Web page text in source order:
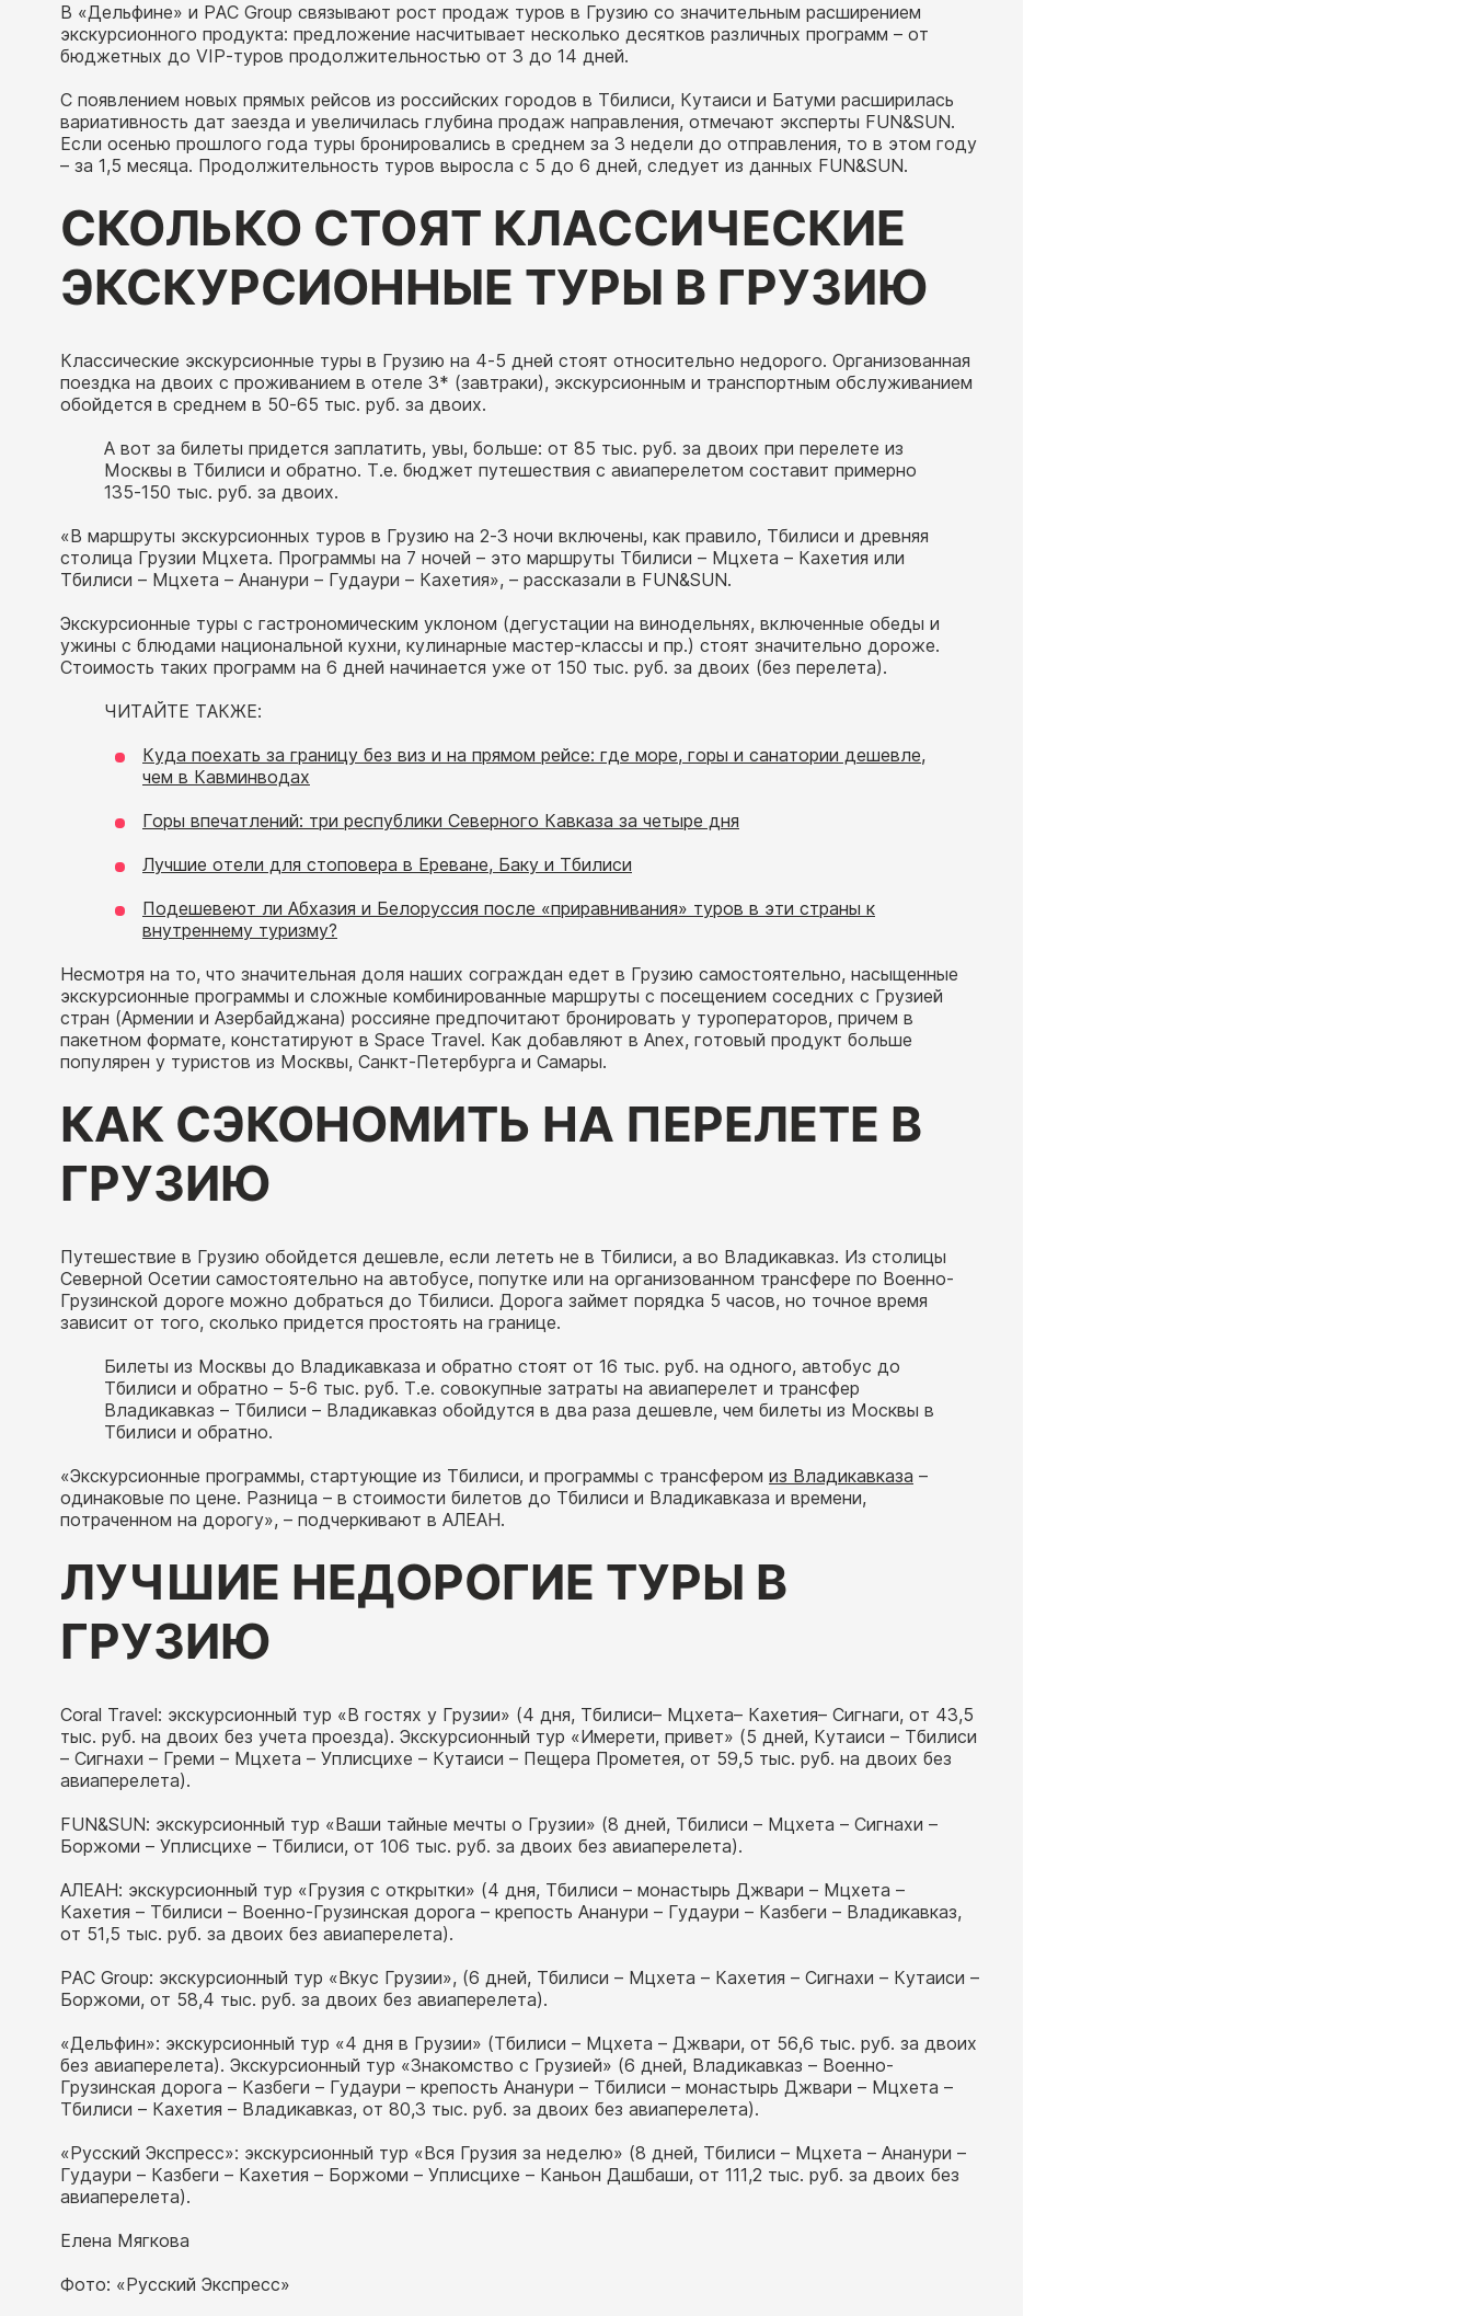
В «Дельфине» и PAC Group связывают рост продаж туров в Грузию со значительным расширением
экскурсионного продукта: предложение насчитывает несколько десятков различных программ – от
бюджетных до VIP-туров продолжительностью от 3 до 14 дней.
С появлением новых прямых рейсов из российских городов в Тбилиси, Кутаиси и Батуми расширилась
вариативность дат заезда и увеличилась глубина продаж направления, отмечают эксперты FUN&SUN.
Если осенью прошлого года туры бронировались в среднем за 3 недели до отправления, то в этом году
– за 1,5 месяца. Продолжительность туров выросла с 5 до 6 дней, следует из данных FUN&SUN.
СКОЛЬКО СТОЯТ КЛАССИЧЕСКИЕ
ЭКСКУРСИОННЫЕ ТУРЫ В ГРУЗИЮ
Классические экскурсионные туры в Грузию на 4-5 дней стоят относительно недорого. Организованная
поездка на двоих с проживанием в отеле 3* (завтраки), экскурсионным и транспортным обслуживанием
обойдется в среднем в 50-65 тыс. руб. за двоих.
А вот за билеты придется заплатить, увы, больше: от 85 тыс. руб. за двоих при перелете из
Москвы в Тбилиси и обратно. Т.е. бюджет путешествия с авиаперелетом составит примерно
135-150 тыс. руб. за двоих.
«В маршруты экскурсионных туров в Грузию на 2-3 ночи включены, как правило, Тбилиси и древняя
столица Грузии Мцхета. Программы на 7 ночей – это маршруты Тбилиси – Мцхета – Кахетия или
Тбилиси – Мцхета – Ананури – Гудаури – Кахетия», – рассказали в FUN&SUN.
Экскурсионные туры с гастрономическим уклоном (дегустации на винодельнях, включенные обеды и
ужины с блюдами национальной кухни, кулинарные мастер-классы и пр.) стоят значительно дороже.
Стоимость таких программ на 6 дней начинается уже от 150 тыс. руб. за двоих (без перелета).
ЧИТАЙТЕ ТАКЖЕ:
Куда поехать за границу без виз и на прямом рейсе: где море, горы и санатории дешевле,
чем в Кавминводах
Горы впечатлений: три республики Северного Кавказа за четыре дня
Лучшие отели для стоповера в Ереване, Баку и Тбилиси
Подешевеют ли Абхазия и Белоруссия после «приравнивания» туров в эти страны к
внутреннему туризму?
Несмотря на то, что значительная доля наших сограждан едет в Грузию самостоятельно, насыщенные
экскурсионные программы и сложные комбинированные маршруты с посещением соседних с Грузией
стран (Армении и Азербайджана) россияне предпочитают бронировать у туроператоров, причем в
пакетном формате, констатируют в Space Travel. Как добавляют в Anex, готовый продукт больше
популярен у туристов из Москвы, Санкт-Петербурга и Самары.
КАК СЭКОНОМИТЬ НА ПЕРЕЛЕТЕ В
ГРУЗИЮ
Путешествие в Грузию обойдется дешевле, если лететь не в Тбилиси, а во Владикавказ. Из столицы
Северной Осетии самостоятельно на автобусе, попутке или на организованном трансфере по Военно-
Грузинской дороге можно добраться до Тбилиси. Дорога займет порядка 5 часов, но точное время
зависит от того, сколько придется простоять на границе.
Билеты из Москвы до Владикавказа и обратно стоят от 16 тыс. руб. на одного, автобус до
Тбилиси и обратно – 5-6 тыс. руб. Т.е. совокупные затраты на авиаперелет и трансфер
Владикавказ – Тбилиси – Владикавказ обойдутся в два раза дешевле, чем билеты из Москвы в
Тбилиси и обратно.
«Экскурсионные программы, стартующие из Тбилиси, и программы с трансфером из Владикавказа –
одинаковые по цене. Разница – в стоимости билетов до Тбилиси и Владикавказа и времени,
потраченном на дорогу», – подчеркивают в АЛЕАН.
ЛУЧШИЕ НЕДОРОГИЕ ТУРЫ В
ГРУЗИЮ
Coral Travel: экскурсионный тур «В гостях у Грузии» (4 дня, Тбилиси– Мцхета– Кахетия– Сигнаги, от 43,5
тыс. руб. на двоих без учета проезда). Экскурсионный тур «Имерети, привет» (5 дней, Кутаиси – Тбилиси
– Сигнахи – Греми – Мцхета – Уплисцихе – Кутаиси – Пещера Прометея, от 59,5 тыс. руб. на двоих без
авиаперелета).
FUN&SUN: экскурсионный тур «Ваши тайные мечты о Грузии» (8 дней, Тбилиси – Мцхета – Сигнахи –
Боржоми – Уплисцихе – Тбилиси, от 106 тыс. руб. за двоих без авиаперелета).
АЛЕАН: экскурсионный тур «Грузия с открытки» (4 дня, Тбилиси – монастырь Джвари – Мцхета –
Кахетия – Тбилиси – Военно-Грузинская дорога – крепость Ананури – Гудаури – Казбеги – Владикавказ,
от 51,5 тыс. руб. за двоих без авиаперелета).
PAC Group: экскурсионный тур «Вкус Грузии», (6 дней, Тбилиси – Мцхета – Кахетия – Сигнахи – Кутаиси –
Боржоми, от 58,4 тыс. руб. за двоих без авиаперелета).
«Дельфин»: экскурсионный тур «4 дня в Грузии» (Тбилиси – Мцхета – Джвари, от 56,6 тыс. руб. за двоих
без авиаперелета). Экскурсионный тур «Знакомство с Грузией» (6 дней, Владикавказ – Военно-
Грузинская дорога – Казбеги – Гудаури – крепость Ананури – Тбилиси – монастырь Джвари – Мцхета –
Тбилиси – Кахетия – Владикавказ, от 80,3 тыс. руб. за двоих без авиаперелета).
«Русский Экспресс»: экскурсионный тур «Вся Грузия за неделю» (8 дней, Тбилиси – Мцхета – Ананури –
Гудаури – Казбеги – Кахетия – Боржоми – Уплисцихе – Каньон Дашбаши, от 111,2 тыс. руб. за двоих без
авиаперелета).
Елена Мягкова
Фото: «Русский Экспресс»